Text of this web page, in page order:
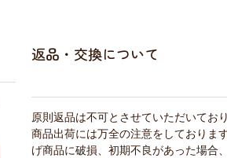
返品・交換について
原則返品は不可とさせていただいてお
商品出荷には万全の注意をしておりま
げ商品に破損、初期不良があった場合